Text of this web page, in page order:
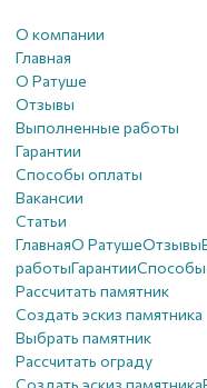
О компании
Главная
О Ратуше
Отзывы
Выполненные работы
Гарантии
Способы оплаты
Вакансии
Статьи
ГлавнаяО РатушеОтзывы
работыГарантииСпособы
Рассчитать памятник
Создать эскиз памятника
Выбрать памятник
Рассчитать ограду
Создать эскиз памятника